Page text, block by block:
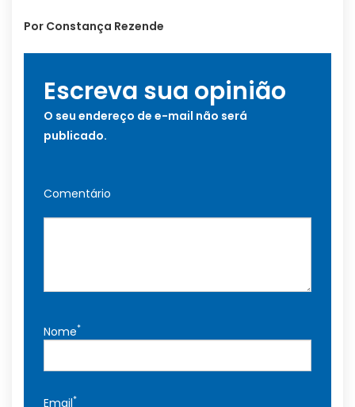
Por Constança Rezende
Escreva sua opinião
O seu endereço de e-mail não será
publicado.
Comentário
Nome*
Email*